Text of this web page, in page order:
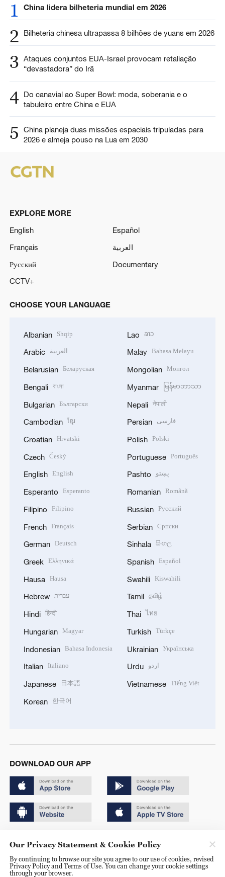
1 China lidera bilheteria mundial em 2026
2 Bilheteria chinesa ultrapassa 8 bilhões de yuans em 2026
3 Ataques conjuntos EUA-Israel provocam retaliação
“devastadora” do Irã
4 Do canavial ao Super Bowl: moda, soberania e o
tabuleiro entre China e EUA
5
China planeja duas missões espaciais tripuladas para
2026 e almeja pouso na Lua em 2030
EXPLORE MORE
English
Español
Français
العربية
Русский
Documentary
CCTV+
CHOOSE YOUR LANGUAGE
Albanian Shqip
Arabic العربية
Belarusian Беларуская
Bengali বাংলা
Bulgarian Български
Cambodian ខ្មែរ
Croatian Hrvatski
Czech Český
English English
Esperanto Esperanto
Filipino Filipino
French Français
German Deutsch
Greek Ελληνικά
Hausa Hausa
Hebrew עברית
Hindi हिन्दी
Hungarian Magyar
Indonesian Bahasa Indonesia
Italian Italiano
Japanese 日本語
Korean 한국어
Lao ລາວ
Malay Bahasa Melayu
Mongolian Монгол
Myanmar မြန်မာဘာသာ
Nepali नेपाली
Persian فارسی
Polish Polski
Portuguese Português
Pashto پښتو
Romanian Română
Russian Русский
Serbian Српски
Sinhala සිංහල
Spanish Español
Swahili Kiswahili
Tamil தமிழ்
Thai ไทย
Turkish Türkçe
Ukrainian Українська
Urdu اردو
Vietnamese Tiếng Việt
DOWNLOAD OUR APP
京ICP备20000184号
京公网安备 11010502050052号
Our Privacy Statement & Cookie Policy
By continuing to browse our site you agree to our use of cookies, revised
Privacy Policy and Terms of Use. You can change your cookie settings
through your browser.